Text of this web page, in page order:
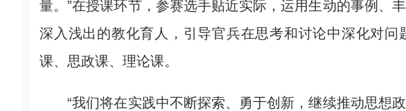
量。”在授课环节，参赛选手贴近实际，运用生动的事例、
深入浅出的教化育人，引导官兵在思考和讨论中深化对
课、思政课、理论课。
“我们将在实践中不断探索、勇于创新，继续推动思想